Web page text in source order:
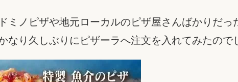
ミノピザや地元ローカルのピザ屋さんばかりだ
なり久しぶりにピザーラへ注文を入れてみたので